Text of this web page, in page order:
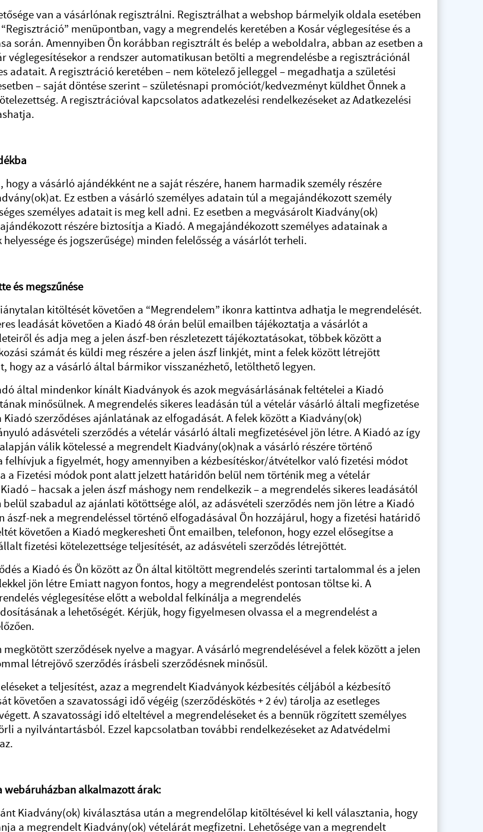
van a vásárlónak regisztrálni. Regisztrálhat a webshop bármelyik oldala esetében
menüpontban, vagy a megrendelés keretében a Kosár véglegesítése és a
során. Amennyiben Ön korábban regisztrált és belép a weboldalra, abban az esetben a
véglegesítésekor a rendszer automatikusan betölti a megrendelésbe a regisztrációnál
adatait. A regisztráció keretében – nem kötelező jelleggel – megadhatja a születési
– saját döntése szerint – születésnapi promóciót/kedvezményt küldhet Önnek a
A regisztrációval kapcsolatos adatkezelési rendelkezéseket az Adatkezelési
hogy a vásárló ajándékként ne a saját részére, hanem harmadik személy részére
Ez estben a vásárló személyes adatain túl a megajándékozott személy
személyes adatait is meg kell adni. Ez esetben a megvásárolt Kiadvány(ok)
részére biztosítja a Kiadó. A megajándékozott személyes adatainak a
és jogszerűsége) minden felelősség a vásárlót terheli.
és megszűnése
kitöltését követően a “Megrendelem” ikonra kattintva adhatja le megrendelését.
leadását követően a Kiadó 48 órán belül emailben tájékoztatja a vásárlót a
és adja meg a jelen ászf-ben részletezett tájékoztatásokat, többek között a
számát és küldi meg részére a jelen ászf linkjét, mint a felek között létrejött
hogy az a vásárló által bármikor visszanézhető, letölthető legyen.
által mindenkor kínált Kiadványok és azok megvásárlásának feltételei a Kiadó
minősülnek. A megrendelés sikeres leadásán túl a vételár vásárló általi megfizetése
szerződéses ajánlatának az elfogadását. A felek között a Kiadvány(ok)
adásvételi szerződés a vételár vásárló általi megfizetésével jön létre. A Kiadó az így
válik kötelessé a megrendelt Kiadvány(ok)nak a vásárló részére történő
felhívjuk a figyelmét, hogy amennyiben a kézbesítéskor/átvételkor való fizetési módot
a Fizetési módok pont alatt jelzett határidőn belül nem történik meg a vételár
– hacsak a jelen ászf máshogy nem rendelkezik – a megrendelés sikeres leadásától
szabadul az ajánlati kötöttsége alól, az adásvételi szerződés nem jön létre a Kiadó
ászf-nek a megrendeléssel történő elfogadásával Ön hozzájárul, hogy a fizetési határidő
követően a Kiadó megkeresheti Önt emailben, telefonon, hogy ezzel elősegítse a
fizetési kötelezettsége teljesítését, az adásvételi szerződés létrejöttét.
a Kiadó és Ön között az Ön által kitöltött megrendelés szerinti tartalommal és a jelen
jön létre Emiatt nagyon fontos, hogy a megrendelést pontosan töltse ki. A
véglegesítése előtt a weboldal felkínálja a megrendelés
a lehetőségét. Kérjük, hogy figyelmesen olvassa el a megrendelést a
szerződések nyelve a magyar. A vásárló megrendelésével a felek között a jelen
létrejövő szerződés írásbeli szerződésnek minősül.
a teljesítést, azaz a megrendelt Kiadványok kézbesítés céljából a kézbesítő
követően a szavatossági idő végéig (szerződéskötés + 2 év) tárolja az esetleges
A szavatossági idő elteltével a megrendeléseket és a bennük rögzített személyes
a nyilvántartásból. Ezzel kapcsolatban további rendelkezéseket az Adatvédelmi
webáruházban alkalmazott árak:
Kiadvány(ok) kiválasztása után a megrendelőlap kitöltésével ki kell választania, hogy
a megrendelt Kiadvány(ok) vételárát megfizetni. Lehetősége van a megrendelt